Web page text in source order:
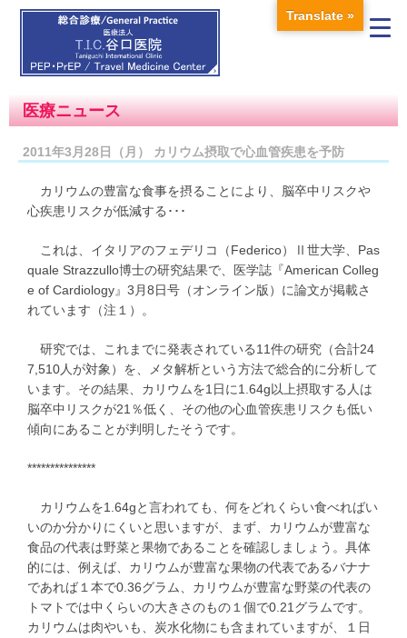
医療ニュース
2011年3月28日（月） カリウム摂取で心血管疾患を予防
カリウムの豊富な食事を摂ることにより、脳卒中リスクや
心疾患リスクが低減する･･･
これは、イタリアのフェデリコ（Federico）Ⅱ世大学、Pas
quale Strazzullo博士の研究結果で、医学誌『American Colleg
e of Cardiology』3月8日号（オンライン版）に論文が掲載さ
れています（注１）。
研究では、これまでに発表されている11件の研究（合計24
7,510人が対象）を、メタ解析という方法で総合的に分析して
います。その結果、カリウムを1日に1.64g以上摂取する人は
脳卒中リスクが21％低く、その他の心血管疾患リスクも低い
傾向にあることが判明したそうです。
***************
カリウムを1.64gと言われても、何をどれくらい食べればい
いのか分かりにくいと思いますが、まず、カリウムが豊富な
食品の代表は野菜と果物であることを確認しましょう。具体
的には、例えば、カリウムが豊富な果物の代表であるバナナ
であれば１本で0.36グラム、カリウムが豊富な野菜の代表の
トマトでは中くらいの大きさのもの１個で0.21グラムです。
カリウムは肉やいも、炭水化物にも含まれていますが、１日
Translate »